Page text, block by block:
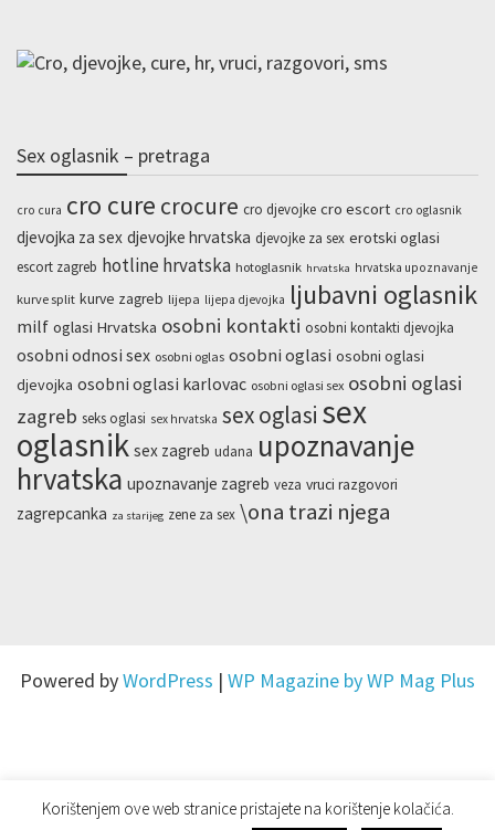
Sex oglasnik – pretraga
cro cura cro cure crocure cro djevojke cro escort cro oglasnik
djevojka za sex djevojke hrvatska djevojke za sex erotski oglasi
escort zagreb hotline hrvatska hotoglasnik hrvatska hrvatska upoznavanje
kurve split kurve zagreb lijepa lijepa djevojka ljubavni oglasnik
milf oglasi Hrvatska osobni kontakti osobni kontakti djevojka
osobni odnosi sex osobni oglas osobni oglasi osobni oglasi
djevojka osobni oglasi karlovac osobni oglasi sex osobni oglasi
zagreb seks oglasi sex hrvatska sex oglasi sex
oglasnik sex zagreb udana upoznavanje
hrvatska upoznavanje zagreb veza vruci razgovori
zagrepcanka za starijeg zene za sex \ona trazi njega
Powered byWordPress | WP Magazine by WP Mag Plus
Korištenjem ove web stranice pristajete na korištenje kolačića.